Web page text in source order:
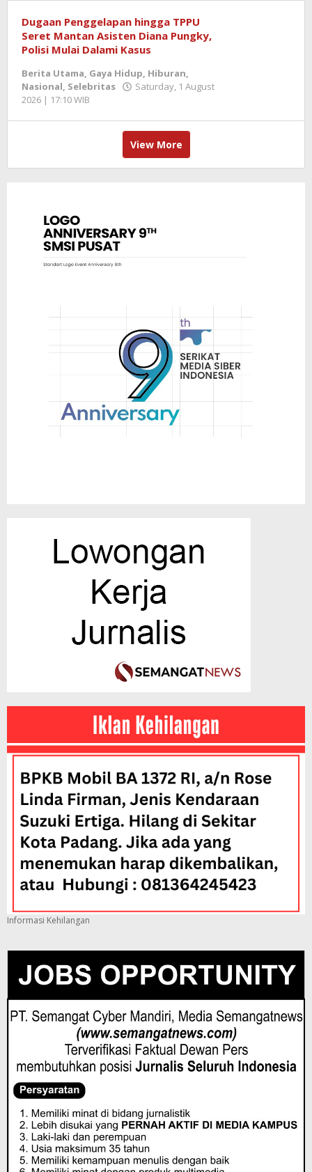
Dugaan Penggelapan hingga TPPU
Seret Mantan Asisten Diana Pungky,
Polisi Mulai Dalami Kasus
Berita Utama, Gaya Hidup, Hiburan,
Nasional, Selebritas
Saturday, 1 August
2026 | 17:10 WIB
View More
Informasi Kehilangan